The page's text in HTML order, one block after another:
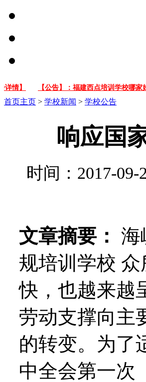
】 【公告】：福建西点培训学校哪家好
首页主页 > 学校新闻 > 学校公告
响应国
时间：2017-
文章摘要： 海
规培训学校
快，也越来越
劳动支撑向主
的转变。为了
中全会第一次